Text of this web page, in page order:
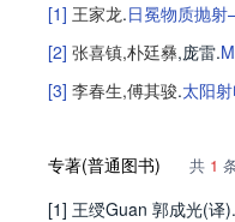
[1] 王家龙.日冕物质抛
[2] 张喜镇,朴廷彝,庞雷.
[3] 李春生,傅其骏.太阳
专著(普通图书) 共 1
[1] 王绶Guan 郭成光(译